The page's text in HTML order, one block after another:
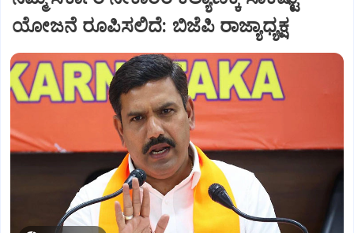
ಯೋಜನೆ ರೂಪಿಸಲಿದೆ: ಬಿಜೆಪಿ ರಾಜ್ಯಾಧ್ಯಕ್ಷ